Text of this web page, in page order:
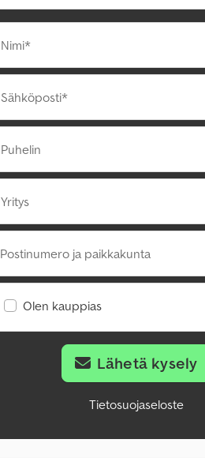
Nimi*
Sähköposti*
Puhelin
Yritys
Postinumero ja paikkakunta
Olen kauppias
Lähetä kysely
Tietosuojaseloste